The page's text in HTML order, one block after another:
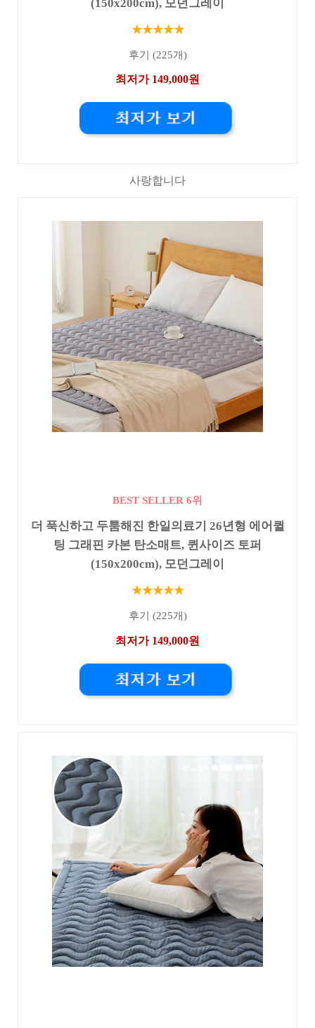
(150x200cm), 모던그레이
★★★★★
후기 (225개)
최저가 149,000원
사랑합니다
BEST SELLER 6위
더 푹신하고 두툼해진 한일의료기 26년형 에어퀼
팅 그래핀 카본 탄소매트, 퀸사이즈 토퍼
(150x200cm), 모던그레이
★★★★★
후기 (225개)
최저가 149,000원